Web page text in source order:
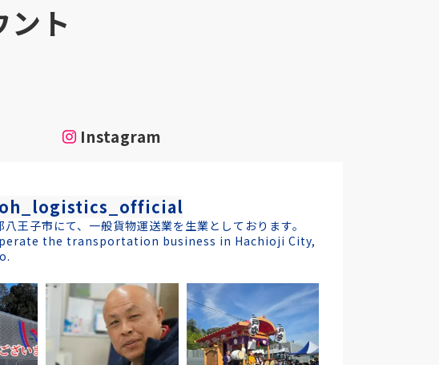
ト
Instagram
八王子市にて、一般貨物運送業を生業としております。
the transportation business in Hachioji City,